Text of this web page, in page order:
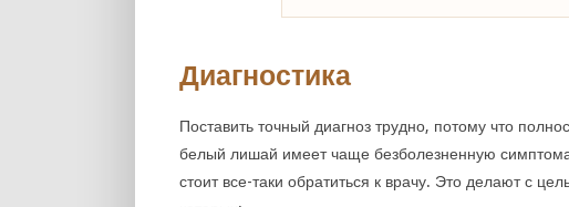
Диагностика
Поставить точный диагноз трудно, потому что
белый лишай имеет чаще безболезненную
стоит все-таки обратиться к врачу. Это делают с